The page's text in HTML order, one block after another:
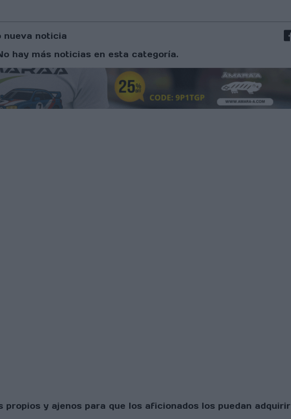
nueva noticia
hay más noticias en esta categoría.
y ajenos para que los aficionados los puedan adquirir